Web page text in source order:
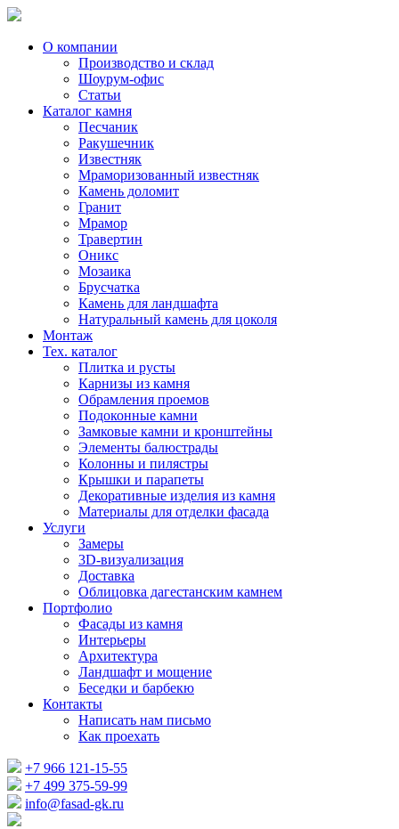
Skip
contentО компании
Производство и склад
Шоурум-офис
Статьи
Каталог камня
Песчаник
Ракушечник
Известняк
Мраморизованный известняк
Камень доломит
Гранит
Мрамор
Травертин
Оникс
Мозаика
Брусчатка
Камень для ландшафта
Натуральный камень для цоколя
Монтаж
Тех. каталог
Плитка и русты
Карнизы из камня
Обрамления проемов
Подоконные камни
Замковые камни и кронштейны
Элементы балюстрады
Колонны и пилястры
Крышки и парапеты
Декоративные изделия из камня
Материалы для отделки фасада
Услуги
Замеры
3D-визуализация
Доставка
Облицовка дагестанским камнем
Портфолио
Фасады из камня
Интерьеры
Архитектура
Ландшафт и мощение
Беседки и барбекю
Контакты
Написать нам письмо
Как проехать
+7 966 121-15-55
+7 499 375-59-99
info@fasad-gk.ru